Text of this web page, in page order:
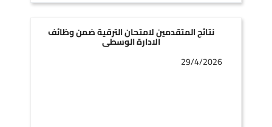
نتائج المتقدمين لامتحان الترقية ضمن وظائف
الادارة الوسطى
29/4/2026